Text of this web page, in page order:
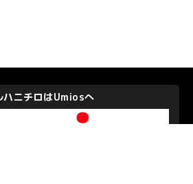
豊かなモビリティライフをお届けします